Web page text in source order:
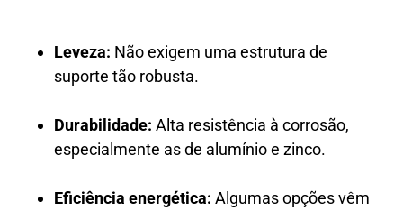
Leveza: Não exigem uma estrutura de
suporte tão robusta.
Durabilidade: Alta resistência à corrosão,
especialmente as de alumínio e zinco.
Eficiência energética: Algumas opções vêm